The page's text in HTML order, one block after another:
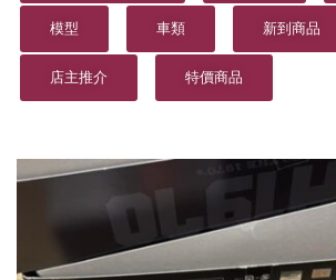
模型 車類 新到商品
店主推介 特價商品